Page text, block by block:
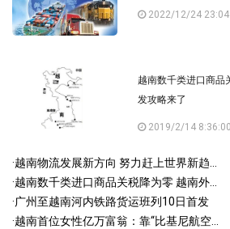
2022/12/24
越南数千类进口商品
发攻略来了
2019/2/14 8:36:00
·越南物流发展新方向 努力赶上世界新趋...
·越南数千类进口商品关税降为零 越南外...
·广州至越南河内铁路货运班列10日首发
·越南首位女性亿万富翁：靠“比基尼航空...